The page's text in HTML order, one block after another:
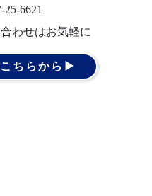
25-6621
わせはお気軽に
ちらから▶︎